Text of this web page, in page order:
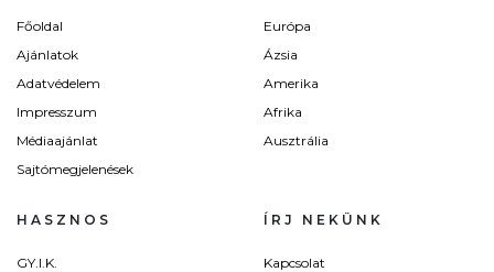
Főoldal
Ajánlatok
Adatvédelem
Impresszum
Médiaajánlat
Sajtómegjelenések
Európa
Ázsia
Amerika
Afrika
Ausztrália
HASZNOS
GY.I.K.
ÍRJ NEKÜNK
Kapcsolat